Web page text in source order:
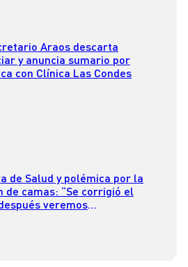
Araos descarta
y anuncia sumario por
con Clínica Las Condes
de Salud y polémica por la
de camas: “Se corrigió el
veremos